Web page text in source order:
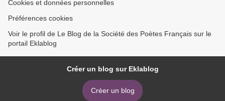
Cookies et données personnelles
Préférences cookies
Voir le profil de Le Blog de la Société des Poètes Français sur le
portail Eklablog
Créer un blog sur Eklablog
Créer un blog